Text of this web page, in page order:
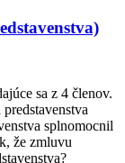
sa z 4 členov.
splnomocnil
že zmluvu